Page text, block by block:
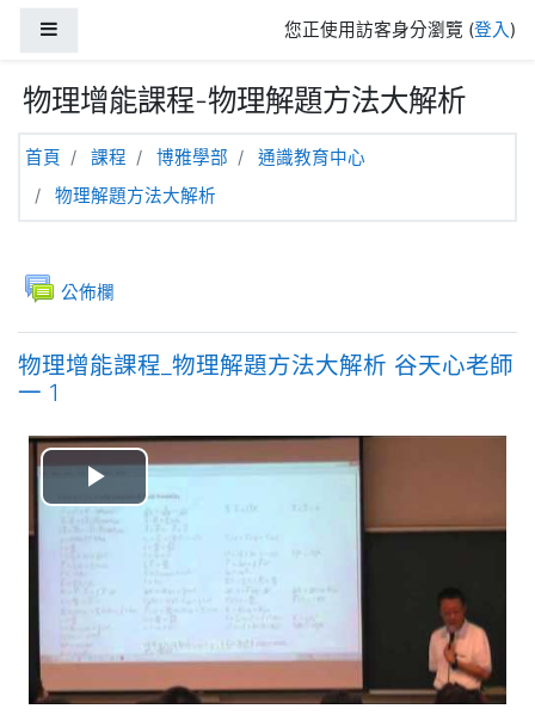
您正使用訪客身分瀏覽 (登入)
物理增能課程-物理解題方法大解析
首頁 課程 博雅學部
通識教育中心
物理解題方法大解析
主題大綱
一般公佈欄
討論區
物理增能課程_物理解題方法大解析 谷天心老師
一 1
播
放
视
频